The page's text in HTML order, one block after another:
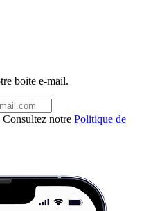
boite e-mail.
Consultez notre Politique de